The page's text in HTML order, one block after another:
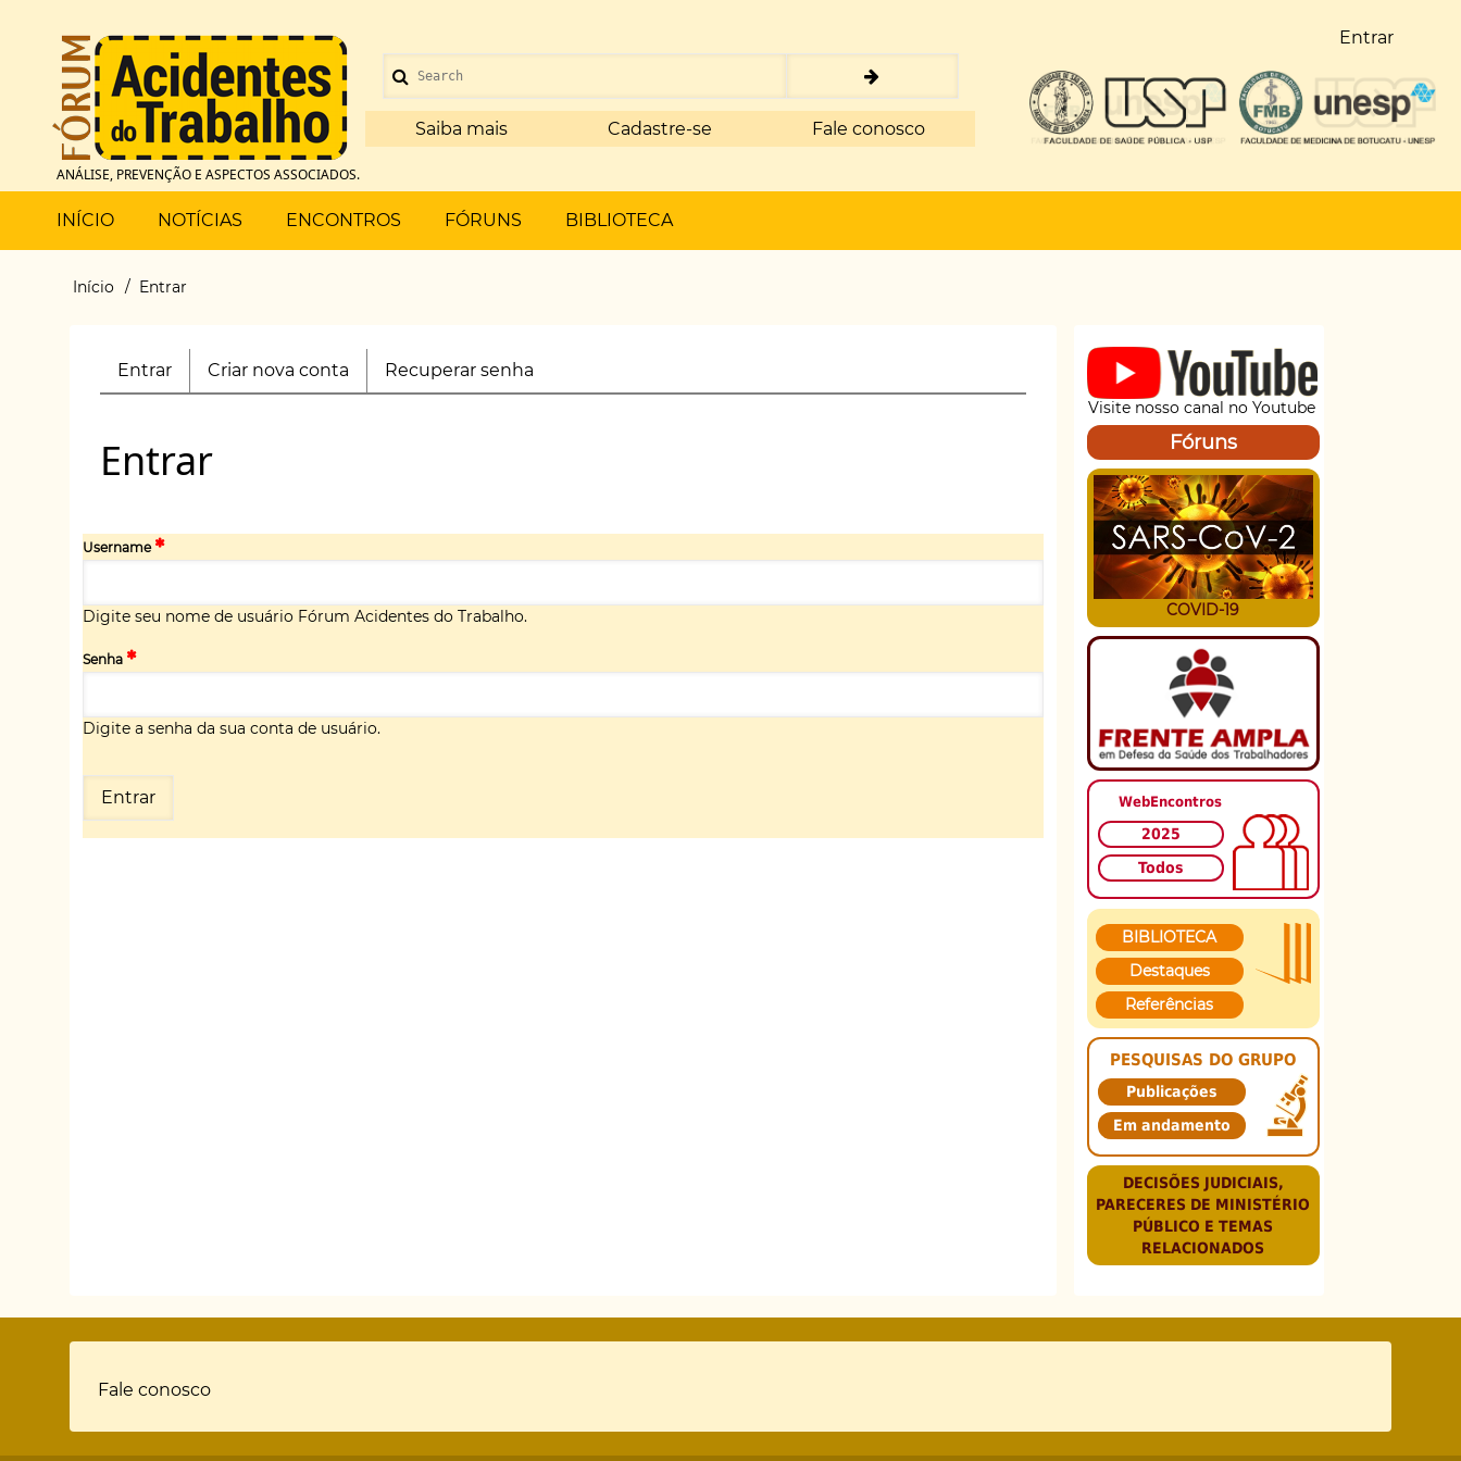
conteúdo
principal
ANÁLISE, PREVENÇÃO E ASPECTOS ASSOCIADOS.
Menu
de
conta
de
usuário
Entrar
Saiba mais Cadastre-se Fale conosco
Main
menu
INÍCIO NOTÍCIAS ENCONTROS FÓRUNS BIBLIOTECA
Trilha
navegação
Início Entrar
Primary
Entrar (aba
ativa)
Criar nova conta Recuperar senha
Entrar
Username
Digite seu nome de usuário Fórum Acidentes do Trabalho.
Senha
Digite a senha da sua conta de usuário.
Visite nosso canal no Youtube
Fóruns
COVID-19
WebEncontros
2025
Todos
BIBLIOTECA
Destaques
Referências
PESQUISAS DO GRUPO
Publicações
Em andamento
DECISÕES JUDICIAIS,
PARECERES DE MINISTÉRIO
PÚBLICO E TEMAS
RELACIONADOS
Rodapé
Fale conosco